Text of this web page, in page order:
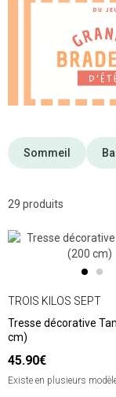
Sommeil
29 produits
TROIS KILOS SEPT
Tresse décorative
cm)
45.90€
Existe en plusieurs